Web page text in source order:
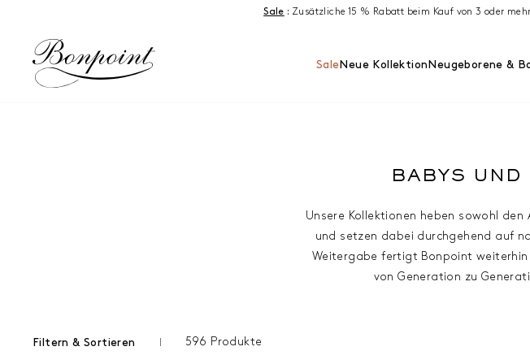
Sale : Zusätzliche 15 % Rabatt beim Kauf von 3 oder
Sale Neue Kollektion Neugeborene &
BABYS UND
Unsere Kollektionen heben sowohl
und setzen dabei durchgehend auf
Weitergabe fertigt Bonpoint
von Generation zu
Filtern & Sortieren 596 Produkte